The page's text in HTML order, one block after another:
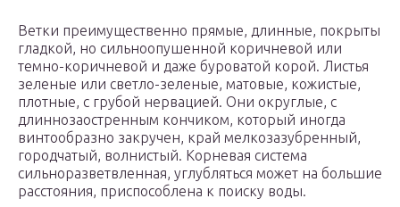
Ветки преимущественно прямые, длинные, покрыты
гладкой, но сильноопушенной коричневой или
темно-коричневой и даже буроватой корой. Листья
зеленые или светло-зеленые, матовые, кожистые,
плотные, с грубой нервацией. Они округлые, с
длиннозаостренным кончиком, который иногда
винтообразно закручен, край мелкозазубренный,
городчатый, волнистый. Корневая система
сильноразветвленная, углубляться может на большие
расстояния, приспособлена к поиску воды.